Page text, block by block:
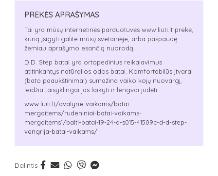
PREKĖS APRAŠYMAS
Tai yra mūsų internetinės parduotuvės www.liuti.lt prekė,
kurią įsigyti galite mūsų svetainėje, arba paspaudę
žemiau aprašymo esančią nuorodą.
D.D. Step batai yra ortopedinius reikalavimus
atitinkantys natūralios odos batai. Komfortabilūs įtvarai
(bato paaukštinimai) sumažina vaiko kojų nuovargį,
leidžia taisyklingai jas laikyti ir lengvai judėti.
www.liuti.lt/avalyne-vaikams/batai-
mergaitems/rudeniniai-batai-vaikams-
mergaitems1/balti-batai-19-24-d-s015-41509c-d-d-step-
vengrija-batai-vaikams/
Dalintis